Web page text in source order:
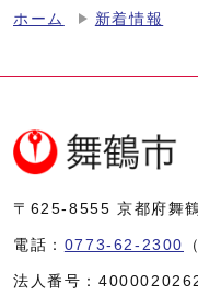
ホーム 新着情報
〒625-8555 京都府舞
電話： 0773-62-2300
法人番号：